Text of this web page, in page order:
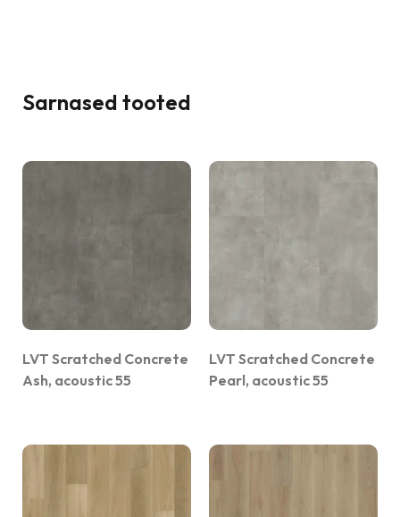
Sarnased tooted
LVT Scratched Concrete
Ash, acoustic 55
LVT Scratched Concrete
Pearl, acoustic 55